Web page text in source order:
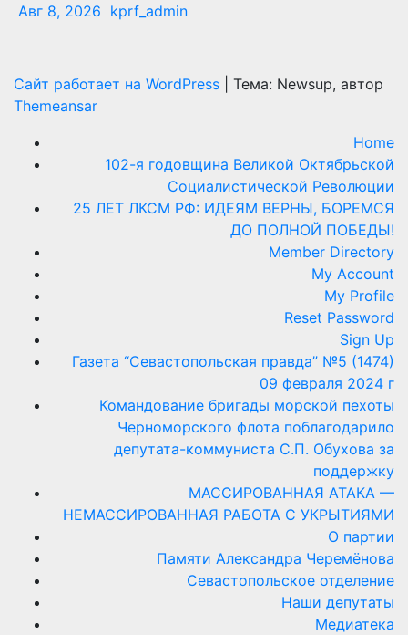
Авг 8, 2026 kprf_admin
Сайт работает на WordPress
Тема: Newsup, автор
Themeansar
Home
102-я годовщина Великой Октябрьской
Социалистической Революции
25 ЛЕТ ЛКСМ РФ: ИДЕЯМ ВЕРНЫ, БОРЕМСЯ
ДО ПОЛНОЙ ПОБЕДЫ!
Member Directory
My Account
My Profile
Reset Password
Sign Up
Газета “Севастопольская правда” №5 (1474)
09 февраля 2024 г
Командование бригады морской пехоты
Черноморского флота поблагодарило
депутата-коммуниста С.П. Обухова за
поддержку
МАССИРОВАННАЯ АТАКА —
НЕМАССИРОВАННАЯ РАБОТА С УКРЫТИЯМИ
О партии
Памяти Александра Черемёнова
Севастопольское отделение
Наши депутаты
Медиатека